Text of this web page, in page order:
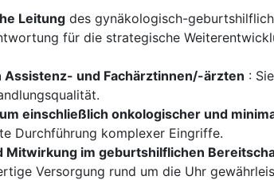
Leitung des gynäkologisch-
für die strategische
Assistenz- und Fachärztinnen/-ärzten :
einschließlich onkologischer und
Durchführung komplexer Eingriffe.
Mitwirkung im geburtshilflichen
Versorgung rund um die Uhr